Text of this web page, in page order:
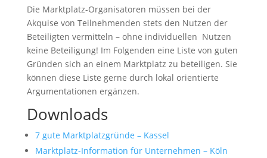
Die Marktplatz-Organisatoren müssen bei der
Akquise von Teilnehmenden stets den Nutzen der
Beteiligten vermitteln – ohne individuellen Nutzen
keine Beteiligung! Im Folgenden eine Liste von guten
Gründen sich an einem Marktplatz zu beteiligen. Sie
können diese Liste gerne durch lokal orientierte
Argumentationen ergänzen.
Downloads
7 gute Marktplatzgründe – Kassel
Marktplatz-Information für Unternehmen – Köln